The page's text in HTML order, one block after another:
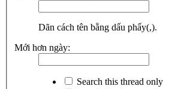
Dãn cách tên bằng dấu phẩy(,).
Mới hơn ngày:
Search this thread only